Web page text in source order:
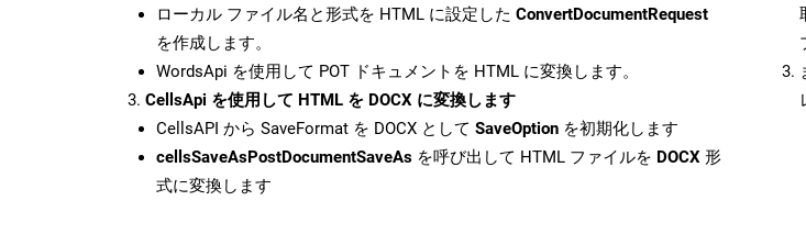
ローカル ファイル名と形式を HTML に設定した ConvertDocumentRequest
を作成します。
WordsApi を使用して POT ドキュメントを HTML に変換します。
CellsApi を使用して HTML を DOCX に変換します
CellsAPI から SaveFormat を DOCX として SaveOption を初期化します
cellsSaveAsPostDocumentSaveAs を呼び出して HTML ファイルを DOCX 形
式に変換します